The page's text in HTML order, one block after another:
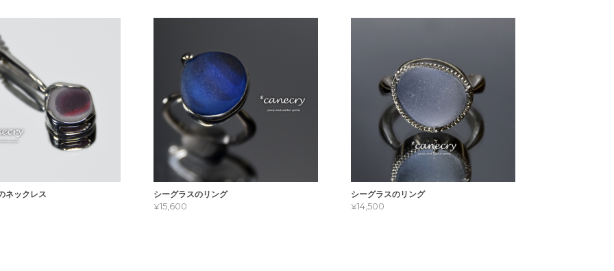
ネックレス シーグラスのリング
¥15,600
シーグラスのリング
¥14,500